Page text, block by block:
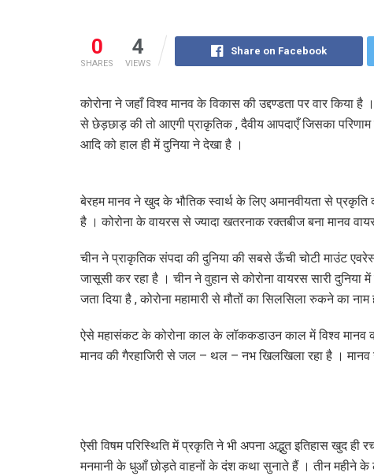
0
SHARES
4
VIEWS
Share on Facebook
कोरोना ने जहाँ विश्व मानव के विकास की उद्दण्डता पर वार किया
से छेड़छाड़ की तो आएगी प्राकृतिक , दैवीय आपदाएँ जिसका परिणाम
आदि को हाल ही में दुनिया ने देखा है ।
बेरहम मानव ने खुद के भौतिक स्वार्थ के लिए अमानवीयता से प्रकृति
है । कोरोना के वायरस से ज्यादा खतरनाक रक्तबीज बना मानव
चीन ने प्राकृतिक संपदा की दुनिया की सबसे ऊँची चोटी माउंट
जासूसी कर रहा है । चीन ने वुहान से कोरोना वायरस सारी दुनिया
जता दिया है , कोरोना महामारी से मौतों का सिलसिला रुकने का नाम
ऐसे महासंकट के कोरोना काल के लॉककडाउन काल में विश्व मानव
मानव की गैरहाजिरी से जल – थल – नभ खिलखिला रहा है ।
ऐसी विषम परिस्थिति में प्रकृति ने भी अपना अद्भुत इतिहास खुद ही
मनमानी के धुआँ छोड़ते वाहनों के दंश कथा सुनाते हैं । तीन महीने के